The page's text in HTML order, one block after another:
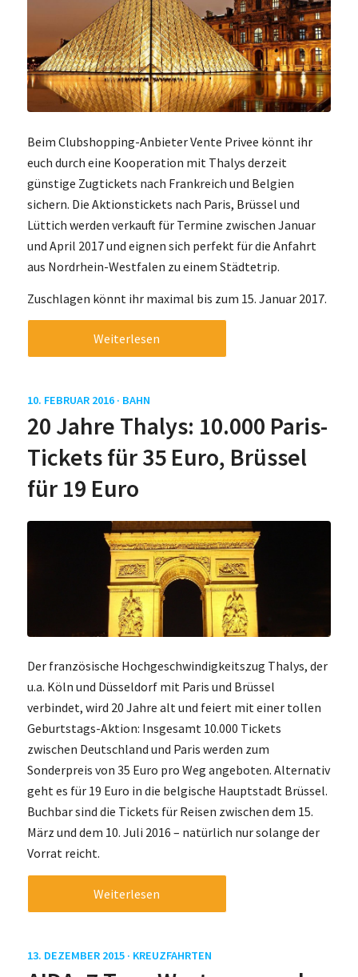
Beim Clubshopping-Anbieter Vente Privee könnt ihr
euch durch eine Kooperation mit Thalys derzeit
günstige Zugtickets nach Frankreich und Belgien
sichern. Die Aktionstickets nach Paris, Brüssel und
Lüttich werden verkauft für Termine zwischen Januar
und April 2017 und eignen sich perfekt für die Anfahrt
aus Nordrhein-Westfalen zu einem Städtetrip.
Zuschlagen könnt ihr maximal bis zum 15. Januar 2017.
Weiterlesen
10. FEBRUAR 2016 · BAHN
20 Jahre Thalys: 10.000 Paris-
Tickets für 35 Euro, Brüssel
für 19 Euro
Der französische Hochgeschwindigkeitszug Thalys, der
u.a. Köln und Düsseldorf mit Paris und Brüssel
verbindet, wird 20 Jahre alt und feiert mit einer tollen
Geburtstags-Aktion: Insgesamt 10.000 Tickets
zwischen Deutschland und Paris werden zum
Sonderpreis von 35 Euro pro Weg angeboten. Alternativ
geht es für 19 Euro in die belgische Hauptstadt Brüssel.
Buchbar sind die Tickets für Reisen zwischen dem 15.
März und dem 10. Juli 2016 – natürlich nur solange der
Vorrat reicht.
Weiterlesen
13. DEZEMBER 2015 · KREUZFAHRTEN